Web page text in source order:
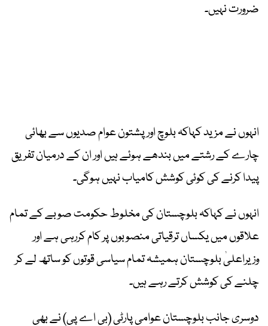
ضرورت نہیں۔
انہوں نے مزید کہاکہ بلوچ اور پشتون عوام صدیوں سے بھائی
چارے کے رشتے میں بندھے ہوئے ہیں اور ان کے درمیان تفریق
پیدا کرنے کی کوئی کوشش کامیاب نہیں ہوگی۔
انہوں نے کہاکہ بلوچستان کی مخلوط حکومت صوبے کے تمام
علاقوں میں یکساں ترقیاتی منصوبوں پر کام کررہی ہے اور
وزیراعلیٰ بلوچستان ہمیشہ تمام سیاسی قوتوں کو ساتھ لے کر
چلنے کی کوشش کرتے رہے ہیں۔
دوسری جانب بلوچستان عوامی پارٹی (بی اے پی) نے بھی